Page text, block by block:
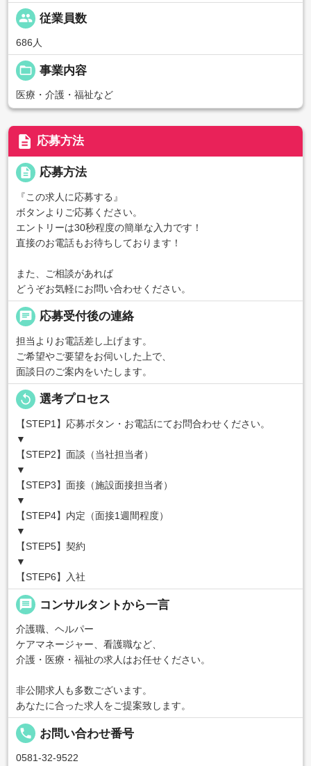
people 従業員数
686人
folder_open 事業内容
医療・介護・福祉など
description 応募方法
description 応募方法
『この求人に応募する』
ボタンよりご応募ください。
エントリーは30秒程度の簡単な入力です！
直接のお電話もお待ちしております！
また、ご相談があれば
どうぞお気軽にお問い合わせください。
chat 応募受付後の連絡
担当よりお電話差し上げます。
ご希望やご要望をお伺いした上で、
面談日のご案内をいたします。
replay 選考プロセス
【STEP1】応募ボタン・お電話にてお問合わせください。
▼
【STEP2】面談（当社担当者）
▼
【STEP3】面接（施設面接担当者）
▼
【STEP4】内定（面接1週間程度）
▼
【STEP5】契約
▼
【STEP6】入社
message コンサルタントから一言
介護職、ヘルパー
ケアマネージャー、看護職など、
介護・医療・福祉の求人はお任せください。
非公開求人も多数ございます。
あなたに合った求人をご提案致します。
local_phone お問い合わせ番号
0581-32-9522